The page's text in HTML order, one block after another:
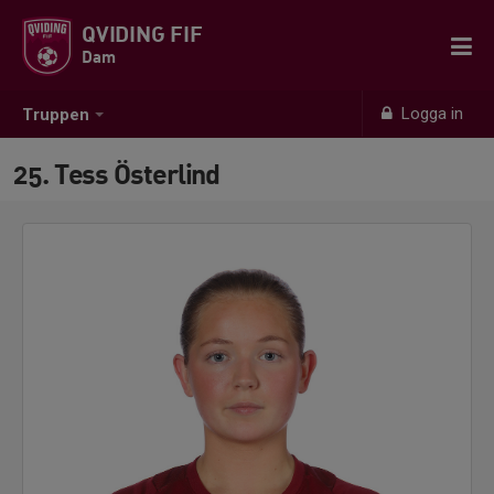
Truppen Logga in
QVIDING FIF
Dam
25. Tess Österlind